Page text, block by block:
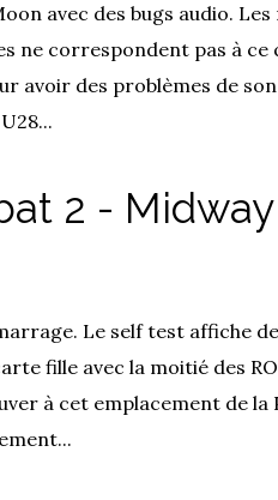
avec des bugs audio. Les
ne correspondent pas à ce
avoir des problèmes de
2 -
Le self test affiche
fille avec la moitié des
à cet emplacement de la